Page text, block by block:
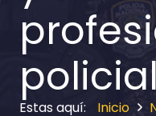
policial
Inicio